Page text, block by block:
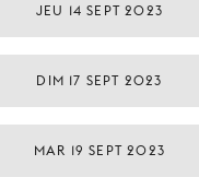
JEU 14 SEPT 2023
DIM 17 SEPT 2023
MAR 19 SEPT 2023